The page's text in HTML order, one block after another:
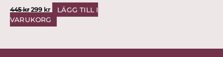
445kr 299 kr
LÄGG TILL I
VARUKORG